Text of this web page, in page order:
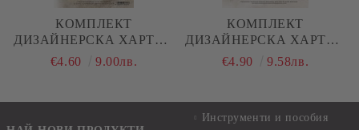
КОМПЛЕКТ
ДИЗАЙНЕРСКА ХАРТИЯ
- NATURAL BEAUTY - 6
€4.60 9.00лв.
КОМПЛЕКТ
ДИЗАЙНЕРСКА ХАРТИЯ
- ROMANTIC BOHO - 6
€4.90 9.58лв.
Инструменти и пособия